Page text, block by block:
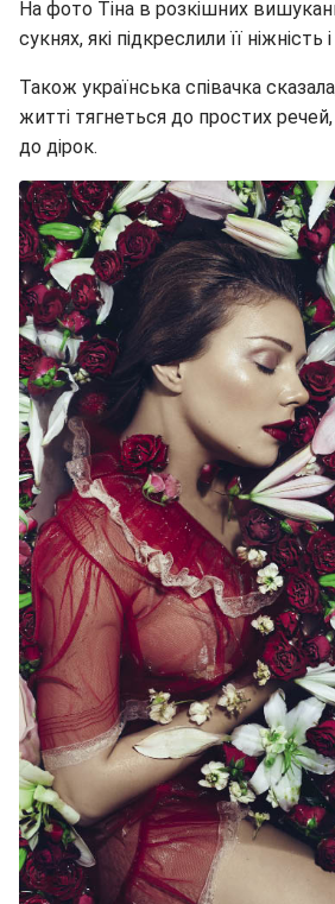
На фото Тіна в розкішних
сукнях, які підкреслили її ніжність
Також українська співачка
житті тягнеться до простих речей,
до дірок.